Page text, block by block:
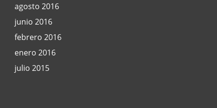
agosto 2016
junio 2016
febrero 2016
enero 2016
julio 2015